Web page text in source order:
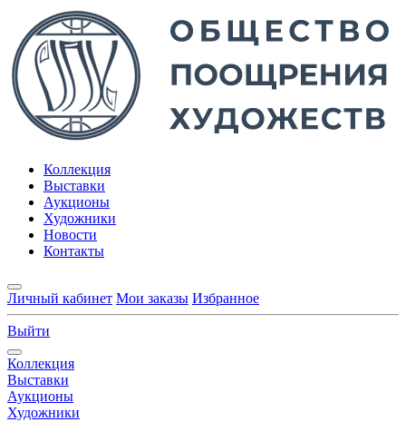
Коллекция
Выставки
Аукционы
Художники
Новости
Контакты
Личный кабинет Мои заказы Избранное
Выйти
Коллекция
Выставки
Аукционы
Художники